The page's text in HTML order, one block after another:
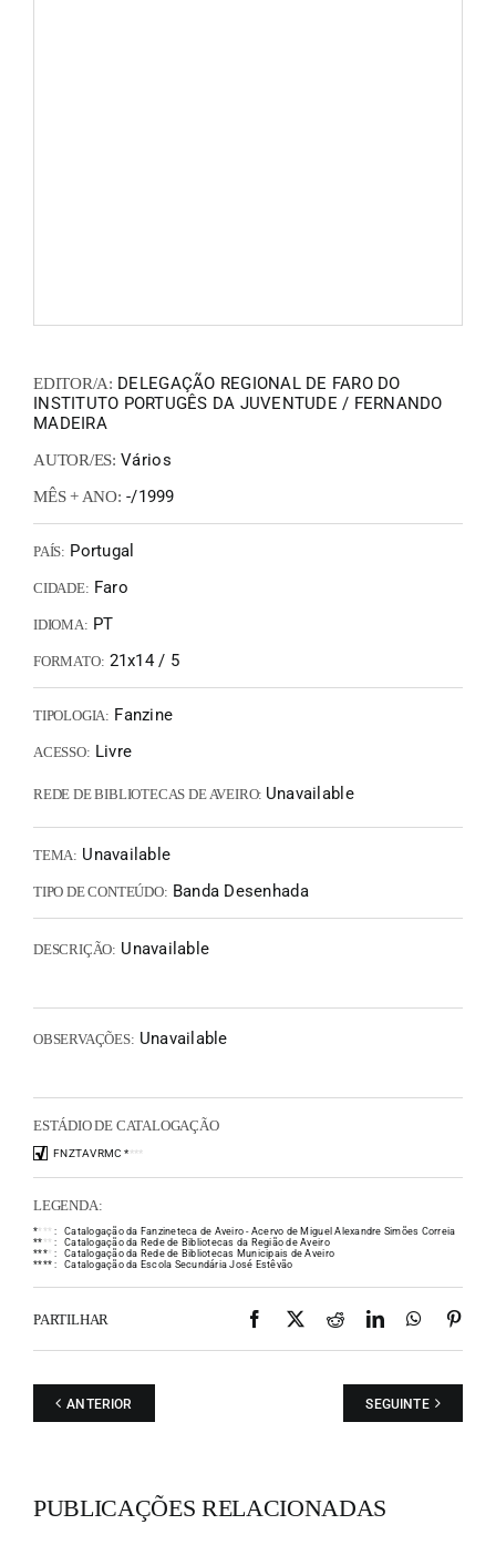
EDITOR/A: DELEGAÇÃO REGIONAL DE FARO DO
INSTITUTO PORTUGÊS DA JUVENTUDE / FERNANDO
MADEIRA
AUTOR/ES: Vários
MÊS + ANO: -/1999
PAÍS: Portugal
CIDADE: Faro
IDIOMA: PT
FORMATO: 21x14 / 5
TIPOLOGIA: Fanzine
ACESSO: Livre
REDE DE BIBLIOTECAS DE AVEIRO: Unavailable
TEMA: Unavailable
TIPO DE CONTEÚDO: Banda Desenhada
DESCRIÇÃO: Unavailable
OBSERVAÇÕES: Unavailable
ESTÁDIO DE CATALOGAÇÃO
FNZTAVRMC ****
LEGENDA:
** * * :
Catalogação da Fanzineteca de Aveiro - Acervo de Miguel Alexandre Simões Correia
** * * :
Catalogação da Rede de Bibliotecas da Região de Aveiro
**** :
Catalogação da Rede de Bibliotecas Municipais de Aveiro
**** : Catalogação da Escola Secundária José Estêvão
PARTILHAR Facebook
X RedditLinkedIn
ANTERIOR SEGUINTE
PUBLICAÇÕES RELACIONADAS